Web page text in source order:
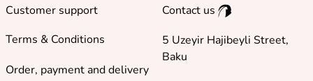
Customer support
Terms & Conditions
Order, payment and delivery
Contact us
5 Uzeyir Hajibeyli Street,
Baku